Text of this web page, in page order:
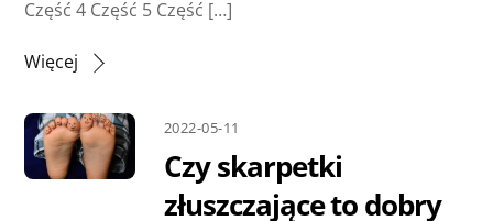
Część 4 Część 5 Część […]
Więcej
2022-05-11
Czy skarpetki
złuszczające to dobry